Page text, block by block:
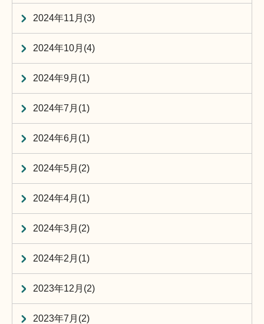
2024年11月(3)
2024年10月(4)
2024年9月(1)
2024年7月(1)
2024年6月(1)
2024年5月(2)
2024年4月(1)
2024年3月(2)
2024年2月(1)
2023年12月(2)
2023年7月(2)